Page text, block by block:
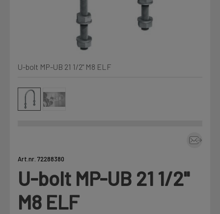
Kjemi, vindsperre og branntetting
Installasjon
Fag
Mine henvendelser
Prislister
Firmainformasjon
LOGG UT
U-bolt MP-UB 21 1/2" M8 ELF
Art.nr. 72288380
U-bolt MP-UB 21 1/2"
M8 ELF